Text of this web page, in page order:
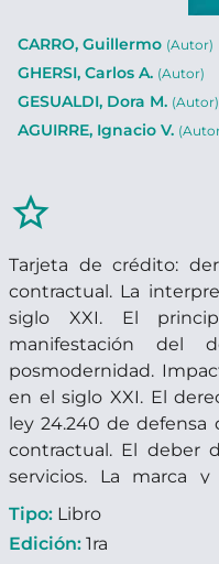
CARRO, Guillermo (Autor)
GHERSI, Carlos A. (Autor)
GESUALDI, Dora M. (Autor)
AGUIRRE, Ignacio V.
star_border
Tarjeta de crédito:
contractual. La
siglo XXI. El
manifestación del
posmodernidad.
en el siglo XXI. El
ley 24.240 de defensa
contractual. El deber
servicios. La marca y
habituales y agentes
granos. La
Tipo: Libro
Edición: 1ra